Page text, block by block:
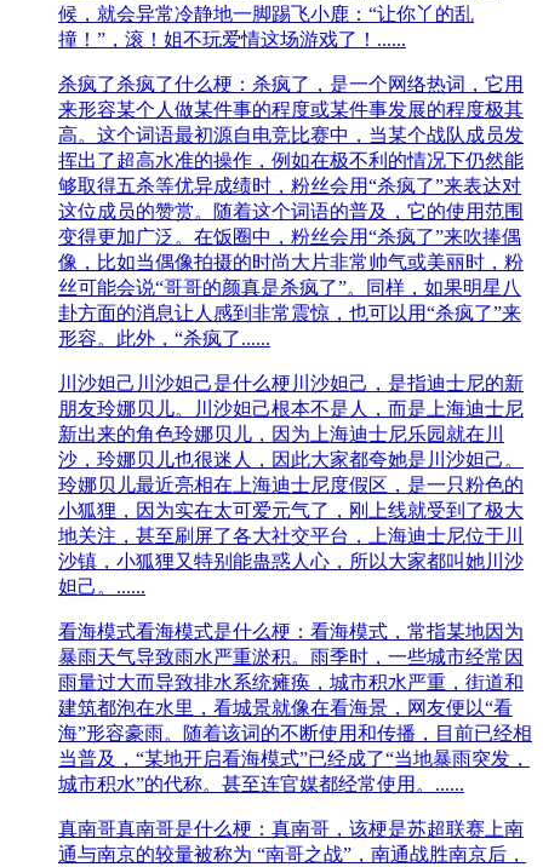
候，就会异常冷静地一脚踢飞小鹿：“让你丫的乱
撞！”，滚！姐不玩爱情这场游戏了！......
杀疯了杀疯了什么梗：杀疯了，是一个网络热词，它用
来形容某个人做某件事的程度或某件事发展的程度极其
高。这个词语最初源自电竞比赛中，当某个战队成员发
挥出了超高水准的操作，例如在极不利的情况下仍然能
够取得五杀等优异成绩时，粉丝会用“杀疯了”来表达对
这位成员的赞赏。随着这个词语的普及，它的使用范围
变得更加广泛。在饭圈中，粉丝会用“杀疯了”来吹捧偶
像，比如当偶像拍摄的时尚大片非常帅气或美丽时，粉
丝可能会说“哥哥的颜真是杀疯了”。同样，如果明星八
卦方面的消息让人感到非常震惊，也可以用“杀疯了”来
形容。此外，“杀疯了......
川沙妲己 川沙妲己是什么梗川沙妲己，是指‌‌‌‌‌‌‌‌‌‌‌‌迪士尼的新
朋友玲娜贝儿。川沙妲己根本不是人，而是上海迪士尼
新出来的角色玲娜贝儿，因为上海迪士尼乐园就在川
沙，玲娜贝儿也很迷人，因此大家都夸她是川沙妲己。
玲‌‌‌‌‌‌‌‌‌‌‌‌娜贝儿最近亮相在上海迪士尼度假区，是一只粉色的
小狐狸，因为实在太可爱元气了，刚上线就受到了极大
地关注，甚至刷屏了各大社交平台，上海迪士尼位于川
沙镇，小狐狸又特别能蛊惑人心，所以大家都叫她川沙
妲己。......
看海模式看海模式是什么梗：看海模式，常指某地因为
暴雨天气导致雨水严重淤积。雨季时，一些城市经常因
雨量过大而导致排水系统瘫痪，城市积水严重，街道和
建筑都泡在水里，看城景就像在看海景，网友便以“看
海”形容豪雨。随着该词的不断使用和传播，目前已经相
当普及，“某地开启看海模式”已经成了“当地暴雨突发，
城市积水”的代称。甚至连官媒都经常使用。......
真南哥真南哥是什么梗：真南哥，该梗是苏超联赛上南
通与南京的较量被称为 “南哥之战”，南通战胜南京后，